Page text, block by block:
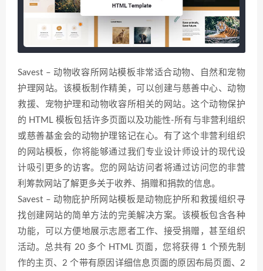
Savest – 动物收容所网站模板非常适合动物、自然和宠物
护理网站。该模板制作精美，可以创建与慈善中心、动物
救援、宠物护理和动物收容所相关的网站。这个动物保护
的 HTML 模板包括许多页面以及功能性-所有与非营利组织
或慈善基金会的动物护理铭记在心。有了这个非营利组织
的网站模板，你将能够通过我们专业设计师设计的现代设
计吸引更多的访客。您的网站访问者将通过访问您的非营
利筹款网站了解更多关于收养、捐赠和捐款的信息。
Savest – 动物庇护所网站模板是动物庇护所和救援组织寻
找创建网站的简单方法的完美解决方案。该模板包含各种
功能，可以方便地展示志愿者工作、接受捐赠，甚至组织
活动。总共有 20 多个 HTML 页面，您将获得 1 个预先制
作的主页、2 个带有原因详细信息页面的原因布局页面、2